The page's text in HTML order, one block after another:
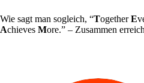
Wie sagt man sogleich, “TogetherE
Achieves More.” – Zusammen